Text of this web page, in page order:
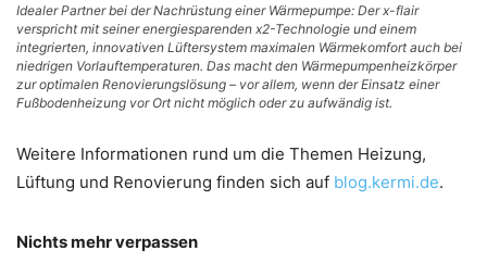
Idealer Partner bei der Nachrüstung einer Wärmepumpe: Der x-flair
verspricht mit seiner energiesparenden x2-Technologie und einem
integrierten, innovativen Lüftersystem maximalen Wärmekomfort auch bei
niedrigen Vorlauftemperaturen. Das macht den Wärmepumpenheizkörper
zur optimalen Renovierungslösung – vor allem, wenn der Einsatz einer
Fußbodenheizung vor Ort nicht möglich oder zu aufwändig ist.
Weitere Informationen rund um die Themen Heizung,
Lüftung und Renovierung finden sich auf blog.kermi.de.
Nichts mehr verpassen